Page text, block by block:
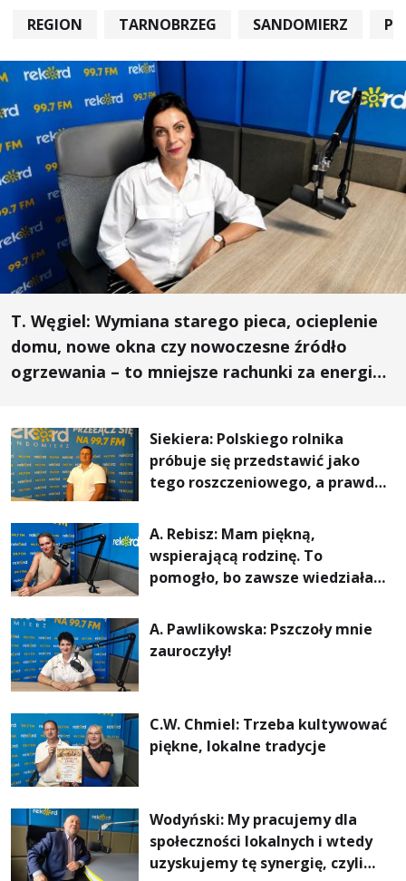
REGION TARNOBRZEG SANDOMIERZ
T. Węgiel: Wymiana starego pieca, ocieplenie
domu, nowe okna czy nowoczesne źródło
ogrzewania – to mniejsze rachunki za energię,
Siekiera: Polskiego rolnika
próbuje się przedstawić jako
tego roszczeniowego, a prawda
A. Rebisz: Mam piękną,
wspierającą rodzinę. To
pomogło, bo zawsze wiedziałam,
najważniejsza
A. Pawlikowska: Pszczoły mnie
zauroczyły!
C.W. Chmiel: Trzeba kultywować
piękne, lokalne tradycje
Wodyński: My pracujemy dla
społeczności lokalnych i wtedy
uzyskujemy tę synergię, czyli